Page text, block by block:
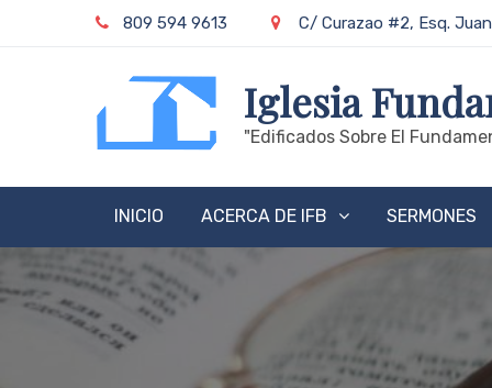
809 594 9613 C/ Curazao #2, Esq.
Iglesia
"edificados Sobre El
INICIO ACERCA DE IFB SERMONES